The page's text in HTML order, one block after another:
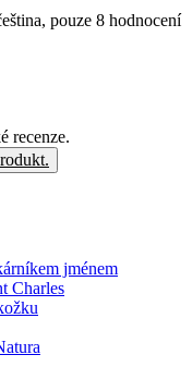
pouze 8 hodnocení
recenze.
jménem
Charles